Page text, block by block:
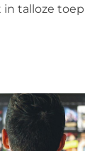
talloze